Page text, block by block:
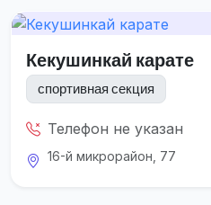
Кекушинкай карате
спортивная секция
Телефон не указан
16-й микрорайон, 77